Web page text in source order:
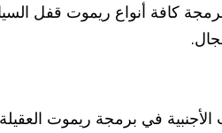
كافة أنواع ريموت قفل
الأجنبية في برمجة ريموت